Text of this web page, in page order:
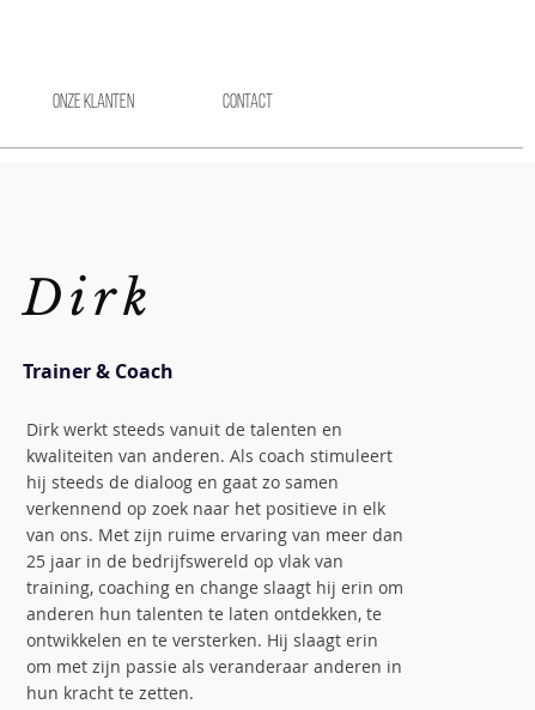
Onze klanten Contact
Dirk
Trainer & Coach
Dirk werkt steeds vanuit de talenten en
kwaliteiten van anderen. Als coach stimuleert
hij steeds de dialoog en gaat zo samen
verkennend op zoek naar het positieve in elk
van ons. Met zijn ruime ervaring van meer dan
25 jaar in de bedrijfswereld op vlak van
training, coaching en change slaagt hij erin om
anderen hun talenten te laten ontdekken, te
ontwikkelen en te versterken. Hij slaagt erin
om met zijn passie als veranderaar anderen in
hun kracht te zetten.